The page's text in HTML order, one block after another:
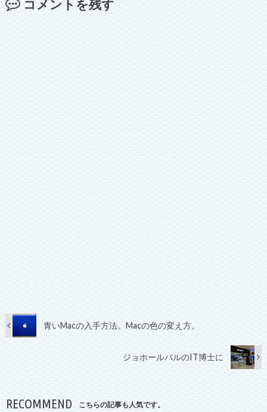
コメントを残す
青いMacの入手方法。Macの色の変え方。
ジョホールバルのIT博士に
RECOMMEND こちらの記事も人気です。